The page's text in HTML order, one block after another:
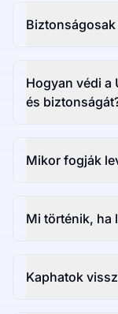
Hogyan védi a
és
Mikor fogják
Mi történik, ha
Kaphatok